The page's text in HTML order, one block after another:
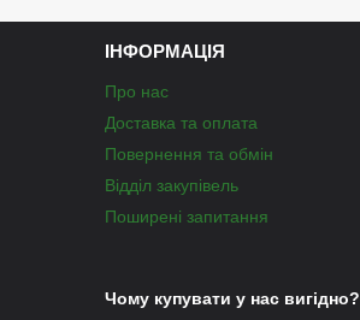
ІНФОРМАЦІЯ
Про нас
Доставка та оплата
Повернення та обмін
Відділ закупівель
Поширені запитання
Чому купувати у нас вигідно?